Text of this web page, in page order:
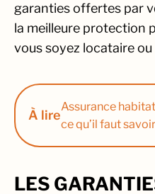
garanties offertes par
la meilleure protection
vous soyez locataire
À lire
Assurance
ce qu’il faut savoir
LES